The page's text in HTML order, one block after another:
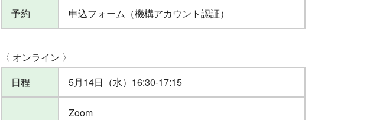
予約 申込フォーム（機構アカウント認証）
〈 オンライン 〉
日程
5月14日（水）16:30-17:15
Zoom